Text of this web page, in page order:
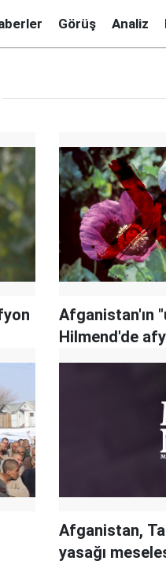
Görüş Analiz
Afganistan'ın
Hilmend'de
Afganistan,
yasağı